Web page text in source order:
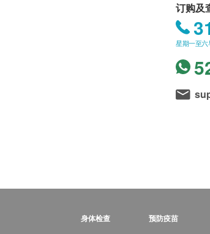
订购及
星期一至六
身体检查 预防疫苗